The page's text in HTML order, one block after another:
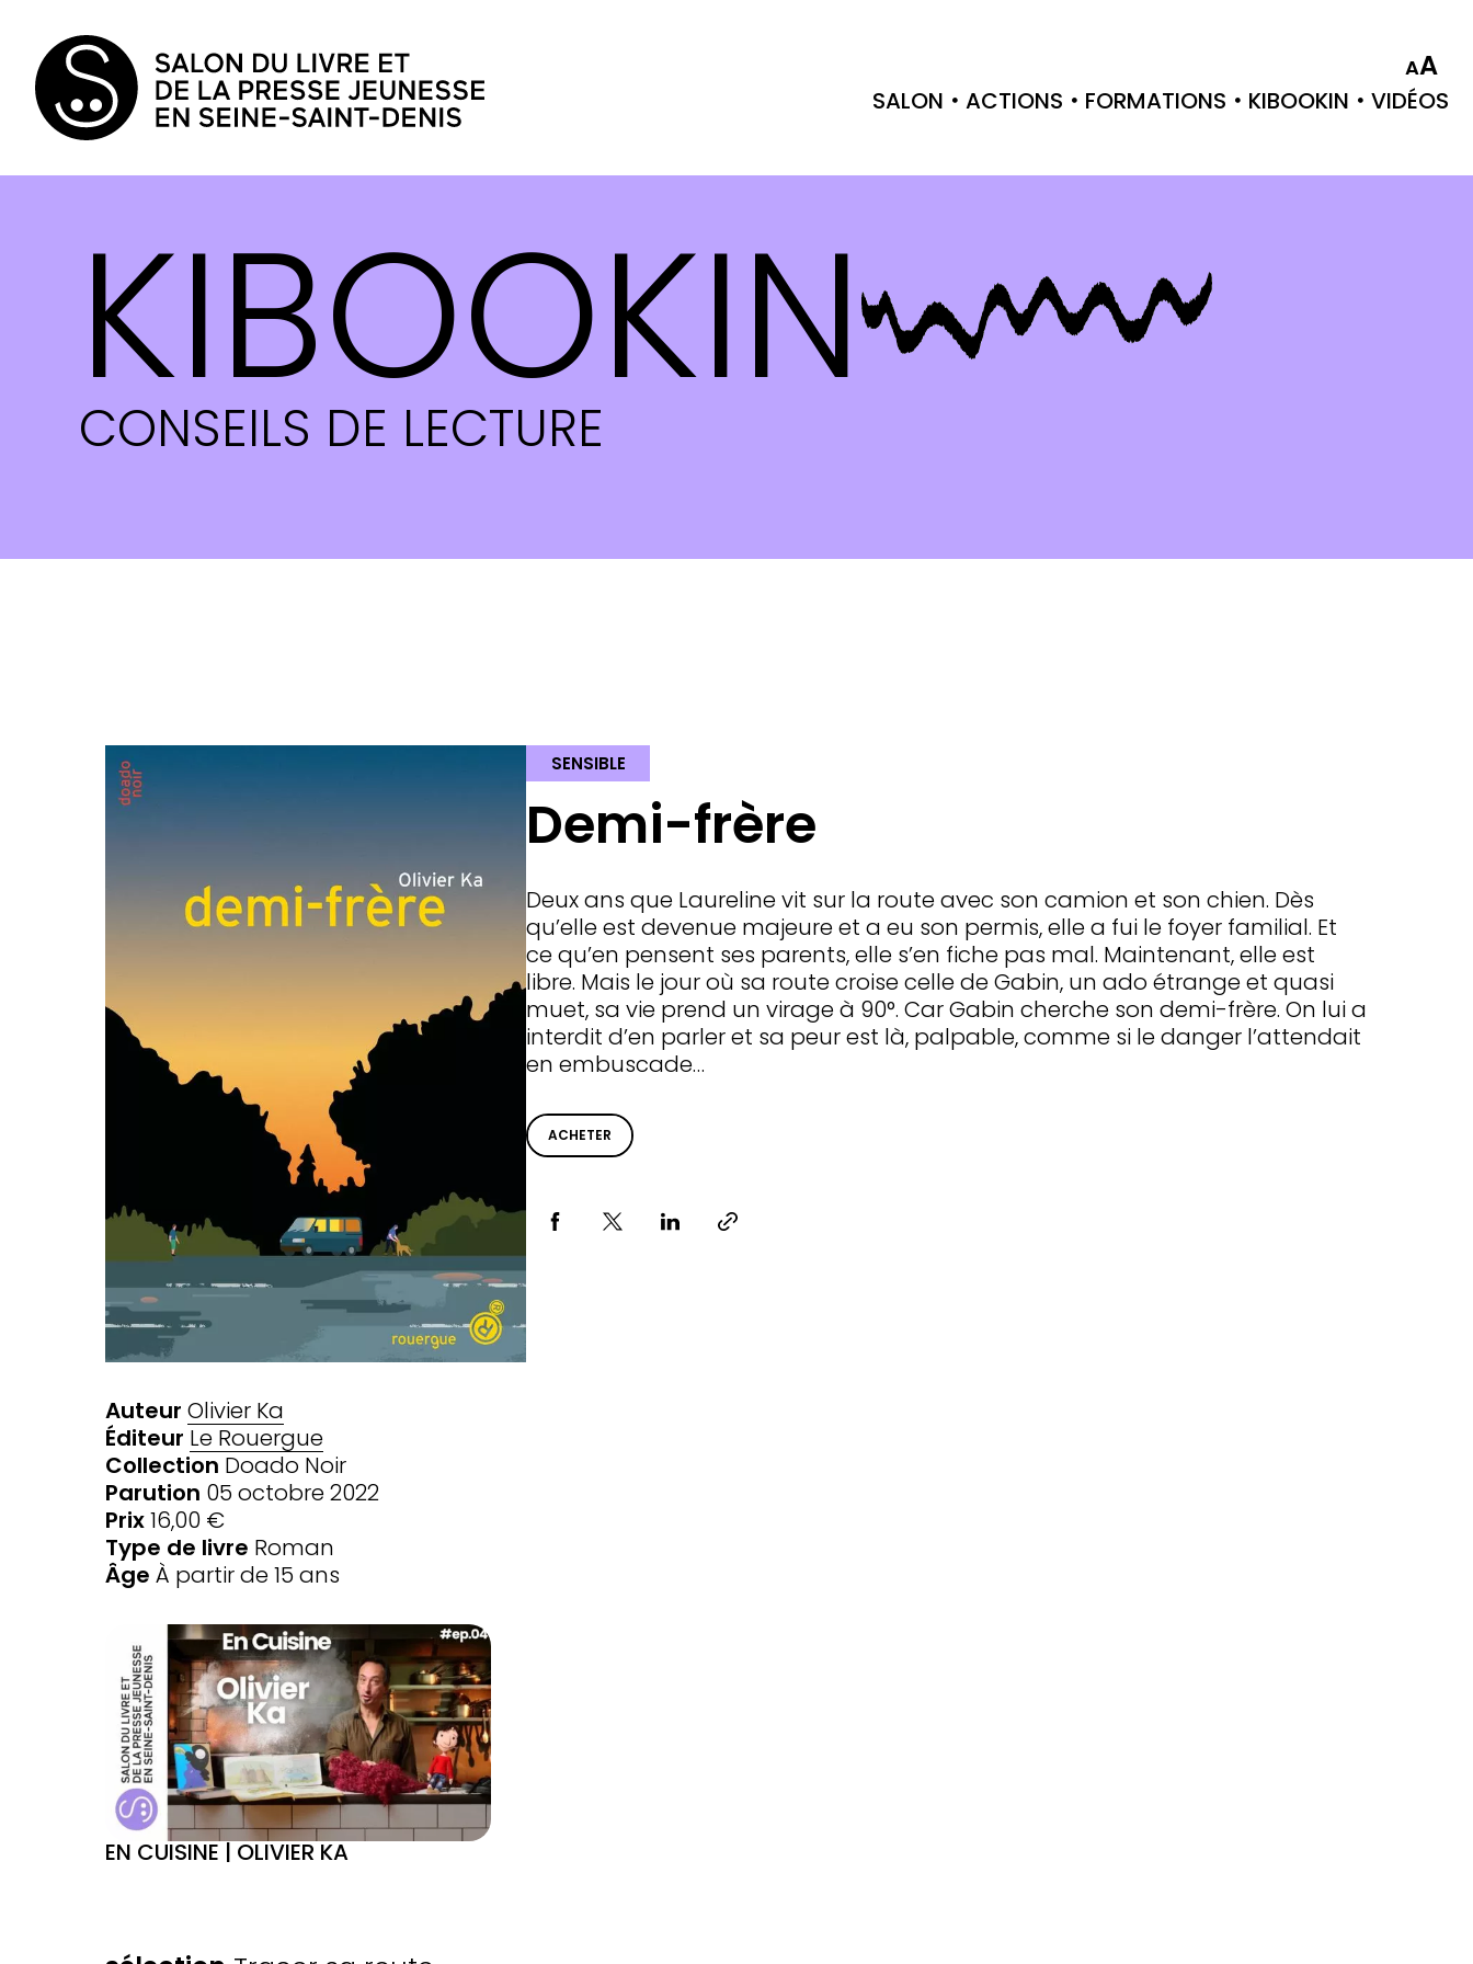
AA
SALON ACTIONS FORMATIONS KIBOOKIN VIDÉOS
KIBOOKIN
CONSEILS DE LECTURE
SENSIBLE
Demi-frère
Deux ans que Laureline vit sur la route avec son camion et son chien. Dès
qu’elle est devenue majeure et a eu son permis, elle a fui le foyer familial. Et
ce qu’en pensent ses parents, elle s’en fiche pas mal. Maintenant, elle est
libre. Mais le jour où sa route croise celle de Gabin, un ado étrange et quasi
muet, sa vie prend un virage à 90°. Car Gabin cherche son demi-frère. On lui a
interdit d’en parler et sa peur est là, palpable, comme si le danger l’attendait
en embuscade…
ACHETER
Partager via
Auteur Olivier Ka
Éditeur Le Rouergue
Collection Doado Noir
Parution 05 octobre 2022
Prix16,00 €
Type de livre Roman
Âge À partir de 15 ans
EN CUISINE | OLIVIER KA